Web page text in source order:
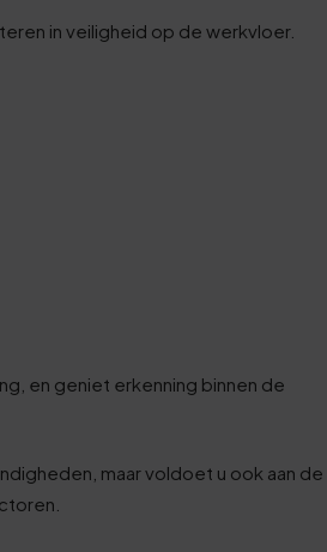
in veiligheid op de werkvloer.
en geniet erkenning binnen de
maar voldoet u ook aan de